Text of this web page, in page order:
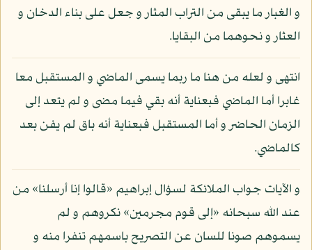
و الغبار ما يبقى من التراب المثار و جعل على بناء الدخان و
العثار و نحوهما من البقايا.
انتهى و لعله من هنا ما ربما يسمى الماضي و المستقبل معا
غابرا أما الماضي فبعناية أنه بقي فيما مضى و لم يتعد إلى
الزمان الحاضر و أما المستقبل فبعناية أنه باق لم يفن بعد
كالماضي.
و الآيات جواب الملائكة لسؤال إبراهيم «قالوا إنا أرسلنا» من
عند الله سبحانه «إلى قوم مجرمين» نكروهم و لم
يسموهم صونا للسان عن التصريح باسمهم تنفرا منه و